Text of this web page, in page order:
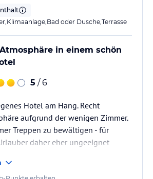
oder Dusche,Terrasse
in einem schön
5 / 6
Hotel am Hang. Recht
aufgrund der wenigen Zimmer.
Treppen zu bewältigen - für
daher eher ungeeignet